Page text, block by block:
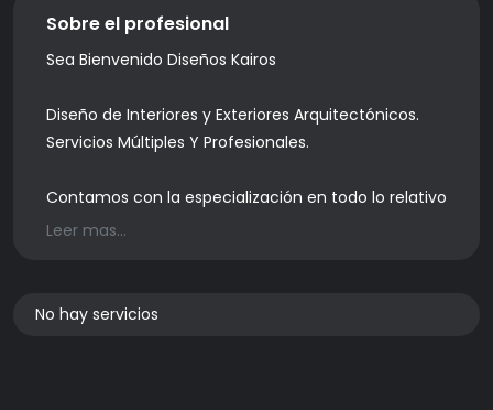
Sobre el profesional
Sea Bienvenido Diseños Kairos
Diseño de Interiores y Exteriores Arquitectónicos.
Servicios Múltiples Y Profesionales.
Contamos con la especialización en todo lo relativo
a la construcción de diseños modernos y acabados
2. Diseño De Interiores Y Exteriores Arquitectónicos
Leer mas...
No hay servicios